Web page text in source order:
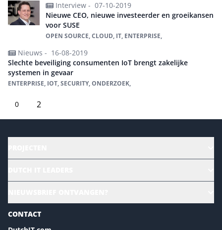
Interview - 07-10-2019
Nieuwe CEO, nieuwe investeerder en groeikansen
voor SUSE
OPEN SOURCE, CLOUD, IT, ENTERPRISE,
Nieuws - 16-08-2019
Slechte beveiliging consumenten IoT brengt zakelijke
systemen in gevaar
ENTERPRISE, IOT, SECURITY, ONDERZOEK,
0 2
Sustainability | Green IT
Marketing- en contentmogelijkheden 2026
Events- en sponsormogelijkheden 2026
CONTACT